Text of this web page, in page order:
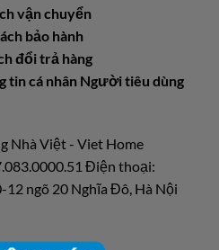
vận chuyển
bảo hành
đổi trả hàng
tin cá nhân Người tiêu dùng
Nhà Việt - Viet Home
Điện thoại:
ngõ 20 Nghĩa Đô, Hà Nội